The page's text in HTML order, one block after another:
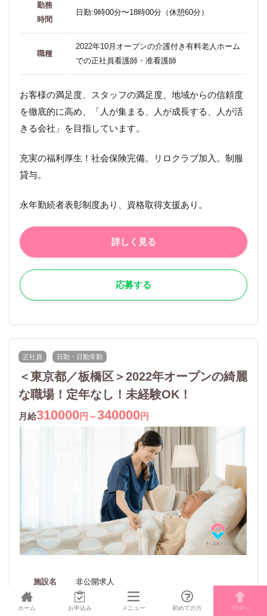
勤務
時間
日勤:9時00分〜18時00分（休憩60分）
職種
2022年10月オープンの介護付き有料老人ホーム
での正社員看護師・准看護師
お客様の満足度、スタッフの満足度、地域からの信頼度
を徹底的に高め、「人が集まる、人が成長する、人が活
きる会社」を目指しています。
充実の福利厚生！社会保険完備。リロクラブ加入。制服
貸与。
永年勤続者表彰制度あり、資格取得支援あり。
詳しく見る
応募する
正社員 日勤・日勤常勤
＜東京都／板橋区＞2022年オープンの綺麗
な職場！定年なし！未経験OK！
月給310000円～340000円
施設名 非公開求人
勤務地 東京都板橋区
ホーム お申込み メニュー 初めての方 TOPへ